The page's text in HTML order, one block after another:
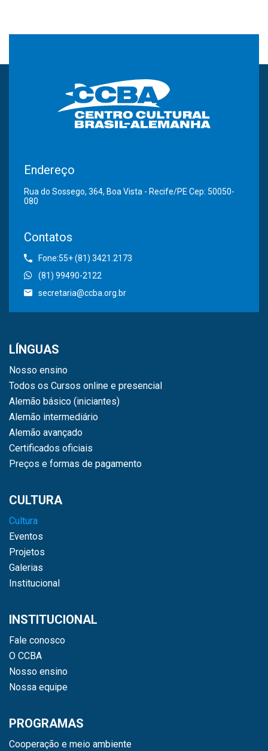
Endereço
Rua do Sossego, 364, Boa Vista - Recife/PE Cep: 50050-
080
Contatos
Fone:55+ (81) 3421.2173
(81) 99490-2122
secretaria@ccba.org.br
LÍNGUAS
Nosso ensino
Todos os Cursos online e presencial
Alemão básico (iniciantes)
Alemão intermediário
Alemão avançado
Certificados oficiais
Preços e formas de pagamento
CULTURA
Cultura
Eventos
Projetos
Galerias
Institucional
INSTITUCIONAL
Fale conosco
O CCBA
Nosso ensino
Nossa equipe
PROGRAMAS
Cooperação e meio ambiente